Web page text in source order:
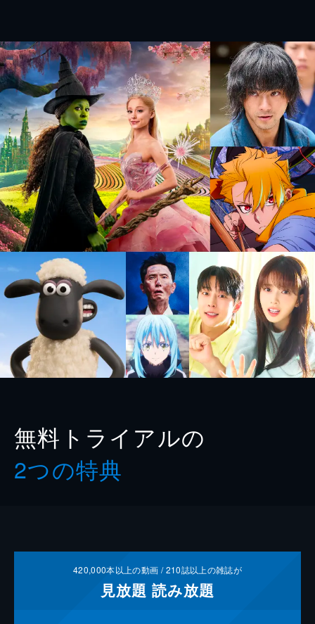
無料トライアルの
2つの特典
420,000本以上の動画 /210誌以上の雑誌が
見放題 読み放題